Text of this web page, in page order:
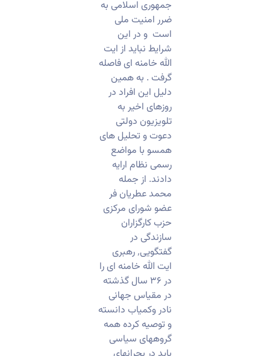
جمهوری اسلامی به
ضرر امنیت ملی
است و در این
شرایط نباید از ایت
الله خامنه ای فاصله
گرفت . به همین
دلیل این افراد در
روزهای اخیر به
تلویزیون دولتی
دعوت و تحلیل های
همسو با مواضع
رسمی نظام ارایه
دادند. از جمله
محمد عطریان فر
عضو شورای مرکزی
حزب کارگزاران
سازندگی در
گفتگویی٬ رهبری
ایت الله خامنه ای را
در ۳۶ سال گذشته
در مقیاس جهانی
نادر وکمیاب دانسته
و توصیه کرده همه
گروههای سیاسی